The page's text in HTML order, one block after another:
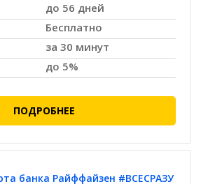
до 56 дней
Бесплатно
за 30 минут
до 5%
ПОДРОБНЕЕ